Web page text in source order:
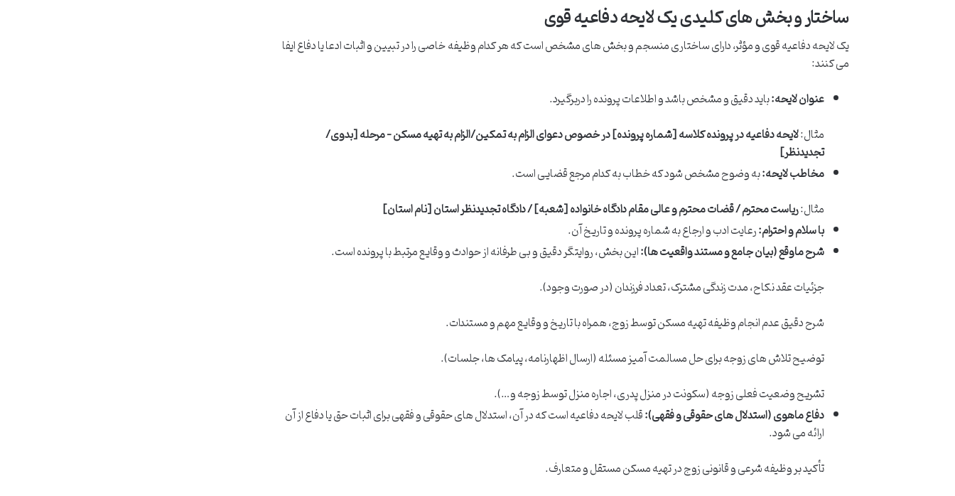
ساختار و بخش های کلیدی یک لایحه دفاعیه قوی
یک لایحه دفاعیه قوی و مؤثر، دارای ساختاری منسجم و بخش های مشخص است که هر کدام وظیفه خاصی را در تبیین و اثبات ادعا یا دفاع ایفا
می کنند:
عنوان لایحه:باید دقیق و مشخص باشد و اطلاعات پرونده را دربرگیرد.
مثال:لایحه دفاعیه در پرونده کلاسه [شماره پرونده] در خصوص دعوای الزام به تمکین/الزام به تهیه مسکن – مرحله [بدوی/
تجدیدنظر]
مخاطب لایحه:به وضوح مشخص شود که خطاب به کدام مرجع قضایی است.
مثال:ریاست محترم / قضات محترم و عالی مقام دادگاه خانواده [شعبه] / دادگاه تجدیدنظر استان [نام استان]
با سلام و احترام:رعایت ادب و ارجاع به شماره پرونده و تاریخ آن.
شرح ماوقع (بیان جامع و مستند واقعیت ها):این بخش، روایتگر دقیق و بی طرفانه از حوادث و وقایع مرتبط با پرونده است.
جزئیات عقد نکاح، مدت زندگی مشترک، تعداد فرزندان (در صورت وجود).
شرح دقیق عدم انجام وظیفه تهیه مسکن توسط زوج، همراه با تاریخ و وقایع مهم و مستندات.
توضیح تلاش های زوجه برای حل مسالمت آمیز مسئله (ارسال اظهارنامه، پیامک ها، جلسات).
تشریح وضعیت فعلی زوجه (سکونت در منزل پدری، اجاره منزل توسط زوجه و…).
دفاع ماهوی (استدلال های حقوقی و فقهی):قلب لایحه دفاعیه است که در آن، استدلال های حقوقی و فقهی برای اثبات حق یا دفاع از آن
ارائه می شود.
تأکید بر وظیفه شرعی و قانونی زوج در تهیه مسکن مستقل و متعارف.